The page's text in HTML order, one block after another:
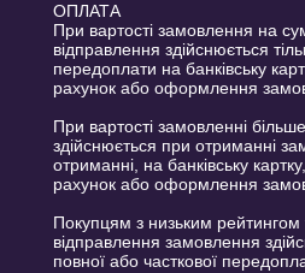
ОПЛАТА
При вартості замовлення на
відправлення здійснюється
передоплати на банківську
рахунок або оформлення
При вартості замовленні
здійснюється при отриманні
отриманні, на банківську
рахунок або оформлення
Покупцям з низьким рейтингом
відправлення замовлення
повної або часткової